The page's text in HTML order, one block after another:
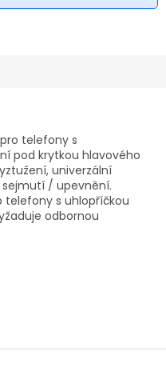
telefony s
pod krytkou hlavového
univerzální
/ upevnění.
telefony s uhlopříčkou
odbornou